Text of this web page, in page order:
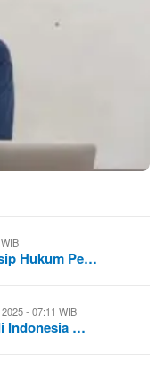
Hukum Pe…
- 07:11 WIB
Indonesia …